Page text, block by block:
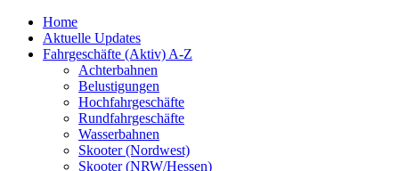
Home
Aktuelle Updates
Fahrgeschäfte (Aktiv) A-Z
Achterbahnen
Belustigungen
Hochfahrgeschäfte
Rundfahrgeschäfte
Wasserbahnen
Skooter (Nordwest)
Skooter (NRW/Hessen)